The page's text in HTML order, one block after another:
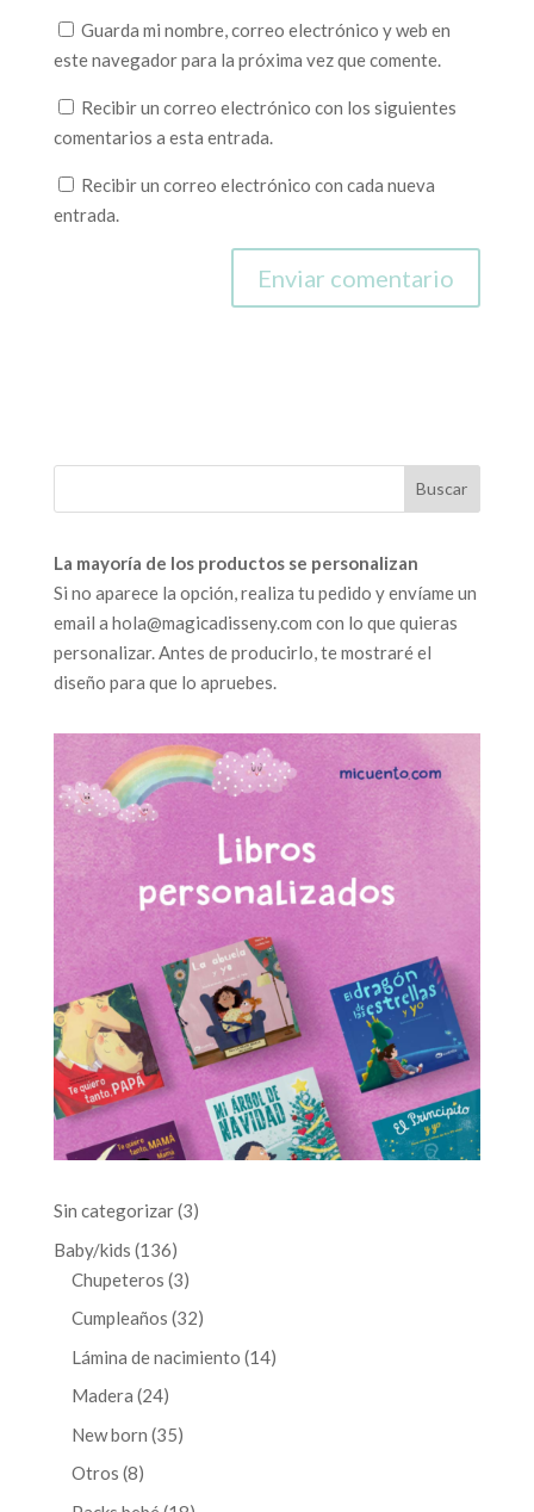
Guarda mi nombre, correo electrónico y web en
este navegador para la próxima vez que comente.
Recibir un correo electrónico con los siguientes
comentarios a esta entrada.
Recibir un correo electrónico con cada nueva
entrada.
La mayoría de los productos se personalizan
Si no aparece la opción, realiza tu pedido y envíame un
email a hola@magicadisseny.com con lo que quieras
personalizar. Antes de producirlo, te mostraré el
diseño para que lo apruebes.
Sin categorizar 33
Baby/kids 136136
productos
Chupeteros 33
productos
Cumpleaños 3232
productos
Lámina de nacimiento 1414
Madera 2424
productos
New born 3535
Otros 88
productos